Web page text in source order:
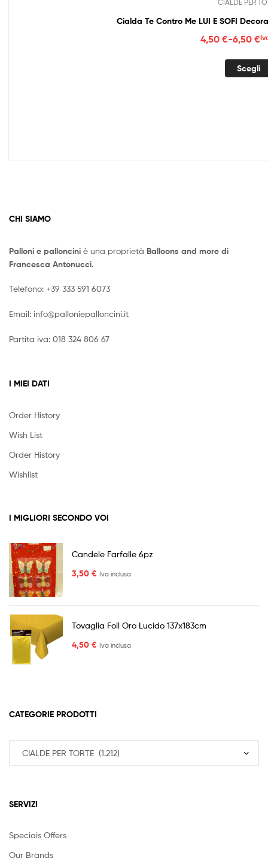
CIALDE PER
Cialda Te Contro Me LUI E SOFI
4,50 €-6,50 €
Scegli
CHI SIAMO
Palloni e palloncini è una proprietà Balloons and more di
Francesca Antonucci.
Telefono: +39 333 591 6073
Email: info@palloniepalloncini.it
Partita iva: 018 324 806 67
I MIEI DATI
Order History
Wish List
Order History
Wishlist
I MIGLIORI SECONDO VOI
Candele Farfalle 6pz
3,50 € Iva inclusa
Tovaglia Foil Oro Lucido 137x183cm
4,50 € Iva inclusa
CATEGORIE PRODOTTI
SERVIZI
Speciais Offers
Our Brands